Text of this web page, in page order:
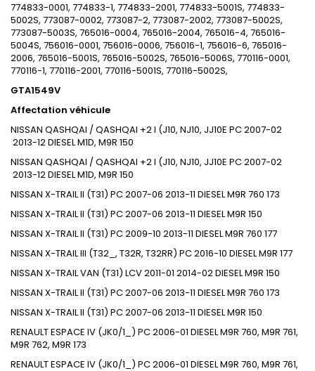
774833-0001, 774833-1, 774833-2001, 774833-5001S, 774833-
5002S, 773087-0002, 773087-2, 773087-2002, 773087-5002S,
773087-5003S, 765016-0004, 765016-2004, 765016-4, 765016-
5004S, 756016-0001, 756016-0006, 756016-1, 756016-6, 765016-
2006, 765016-5001S, 765016-5002S, 765016-5006S, 770116-0001,
770116-1, 770116-2001, 770116-5001S, 770116-5002S,
GTA1549V
Affectation véhicule
NISSAN QASHQAI / QASHQAI +2 I (J10, NJ10, JJ10E PC2007-02
2013-12DIESELM1D, M9R 150
NISSAN QASHQAI / QASHQAI +2 I (J10, NJ10, JJ10E PC2007-02
2013-12DIESELM1D, M9R 150
NISSAN X-TRAIL II (T31) PC2007-06 2013-11 DIESELM9R 760 173
NISSAN X-TRAIL II (T31) PC2007-06 2013-11 DIESELM9R 150
NISSAN X-TRAIL II (T31) PC2009-10 2013-11 DIESELM9R 760 177
NISSAN X-TRAIL III (T32_, T32R, T32RR) PC2016-10 DIESELM9R 177
NISSAN X-TRAIL VAN (T31) LCV2011-01 2014-02DIESELM9R 150
NISSAN X-TRAIL II (T31) PC2007-06 2013-11 DIESELM9R 760 173
NISSAN X-TRAIL II (T31) PC2007-06 2013-11 DIESELM9R 150
RENAULTESPACE IV (JK0/1_) PC2006-01 DIESELM9R 760, M9R 761,
M9R 762, M9R 173
RENAULTESPACE IV (JK0/1_) PC2006-01 DIESELM9R 760, M9R 761,